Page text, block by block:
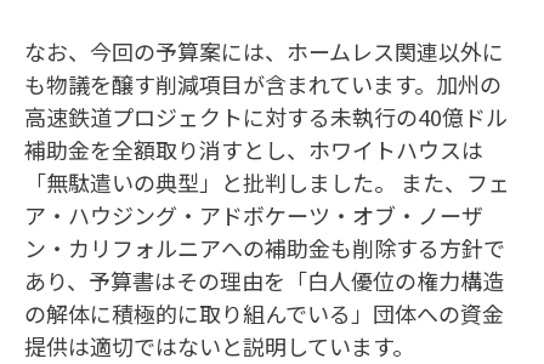
なお、今回の予算案には、ホームレス関連以外に
も物議を醸す削減項目が含まれています。加州の
高速鉄道プロジェクトに対する未執行の40億ドル
補助金を全額取り消すとし、ホワイトハウスは
「無駄遣いの典型」と批判しました。 また、フェ
ア・ハウジング・アドボケーツ・オブ・ノーザ
ン・カリフォルニアへの補助金も削除する方針で
あり、予算書はその理由を「白人優位の権力構造
の解体に積極的に取り組んでいる」団体への資金
提供は適切ではないと説明しています。